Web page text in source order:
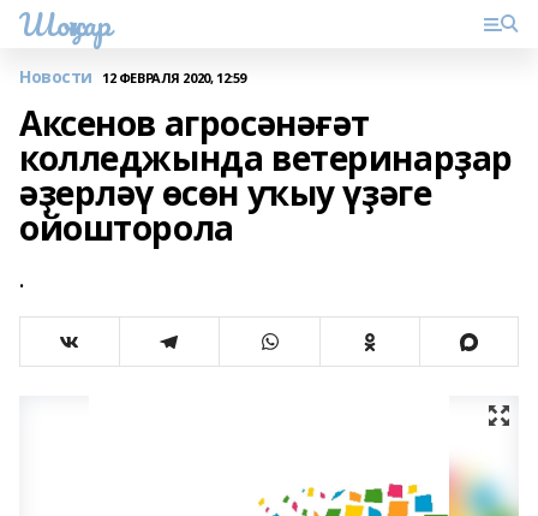
Шоңҡар
Новости 12 ФЕВРАЛЯ 2020, 12:59
Аксенов агросәнәғәт
колледжында ветеринарҙар
әҙерләү өсөн уҡыу үҙәге
ойошторола
.